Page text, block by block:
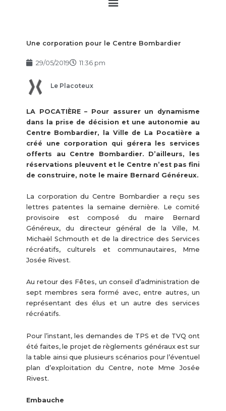
Une corporation pour le Centre Bombardier
29/05/2019 11:36 pm
Le Placoteux
LA POCATIÈRE – Pour assurer un dynamisme
dans la prise de décision et une autonomie au
Centre Bombardier, la Ville de La Pocatière a
créé une corporation qui gérera les services
offerts au Centre Bombardier. D’ailleurs, les
réservations pleuvent et le Centre n’est pas fini
de construire, note le maire Bernard Généreux.
La corporation du Centre Bombardier a reçu ses
lettres patentes la semaine dernière. Le comité
provisoire est composé du maire Bernard
Généreux, du directeur général de la Ville, M.
Michaël Schmouth et de la directrice des Services
récréatifs, culturels et communautaires, Mme
Josée Rivest.
Au retour des Fêtes, un conseil d’administration de
sept membres sera formé avec, entre autres, un
représentant des élus et un autre des services
récréatifs.
Pour l’instant, les demandes de TPS et de TVQ ont
été faites, le projet de règlements généraux est sur
la table ainsi que plusieurs scénarios pour l’éventuel
plan d’exploitation du Centre, note Mme Josée
Rivest.
Embauche